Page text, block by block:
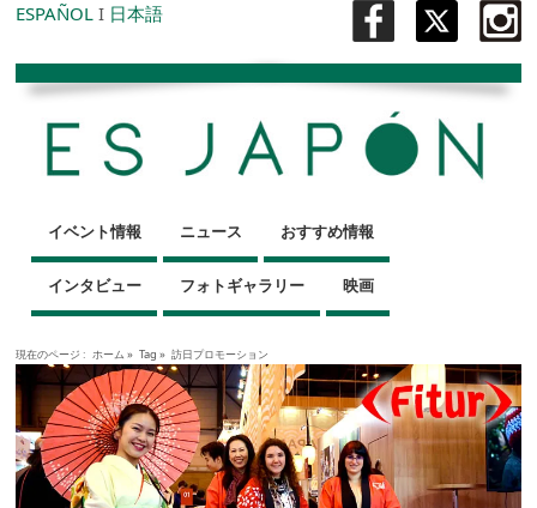
ESPAÑOL I 日本語
イベント情報 ニュース おすすめ情報
インタビュー フォトギャラリー 映画
現在のページ : ホーム » Tag » 訪日プロモーション